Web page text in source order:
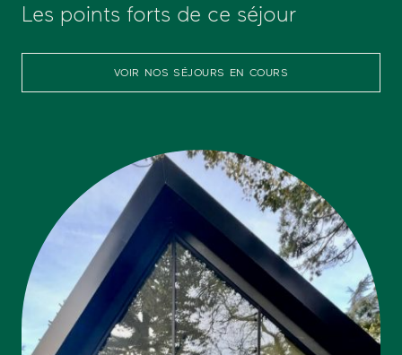
Les points forts de ce séjour
VOIR NOS SÉJOURS EN COURS